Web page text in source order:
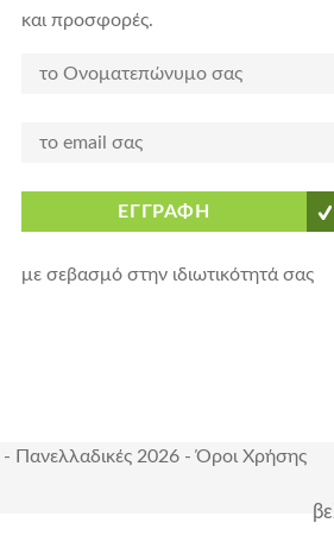
και προσφορές.
ΕΓΓΡΑΦΗ
με σεβασμό στην ιδιωτικότητά σας
- Πανελλαδικές 2026 -Όροι Χρήσης